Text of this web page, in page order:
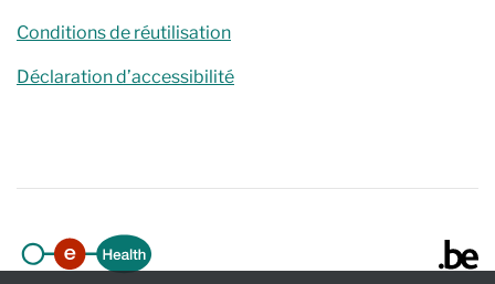
Conditions de réutilisation
Déclaration d’accessibilité